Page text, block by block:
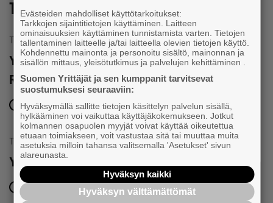
Tervetuloa tapahtumiin
Tapahtuma
Yrittäjän päivän juhlat 5.9. | Tampereen
Raatihuone ja Komediateatterin Palatsi
5.9.2026 klo 17:00 – 6.9.2026 klo 00:00
Tapahtuma
Yrittäjäaamu Tampereella
22.10.2026 klo 08:30 – 10:00
Evästeiden mahdolliset käyttötarkoitukset:
Tarkkojen sijaintitietojen käyttäminen. Laitteen
ominaisuuksien käyttäminen tunnistamista varten. Tietojen
tallentaminen laitteelle ja/tai laitteella olevien tietojen käyttö.
Kohdennettu mainonta ja personoitu sisältö, mainonnan ja
sisällön mittaus, yleisötutkimus ja palvelujen kehittäminen .
Suomen Yrittäjät ja sen kumppanit tarvitsevat
suostumuksesi seuraaviin:
Hyväksymällä sallitte tietojen käsittelyn palvelun sisällä,
hylkääminen voi vaikuttaa käyttäjäkokemukseen. Jotkut
kolmannen osapuolen myyjät voivat käyttää oikeutettua
etuaan toimiakseen, voit vastustaa sitä tai muuttaa muita
asetuksia milloin tahansa valitsemalla 'Asetukset' sivun
alareunasta.
Hyväksyn kaikki
Hyväksyn välttämättömät